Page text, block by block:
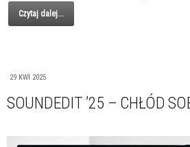
Czytaj dalej...
29 KWI 2025
SOUNDEDIT ’25 – CHŁÓD